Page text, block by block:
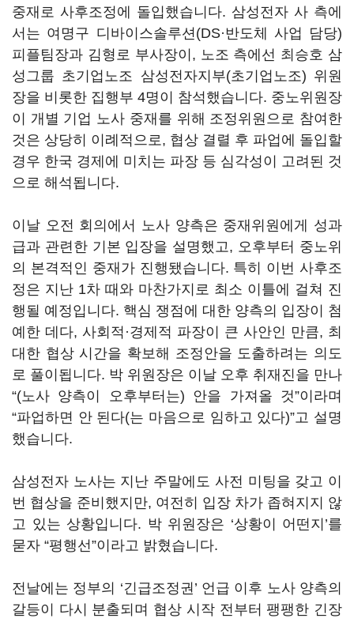
중재로 사후조정에 돌입했습니다. 삼성전자 사 측에
서는 여명구 디바이스솔루션(DS·반도체 사업 담당)
피플팀장과 김형로 부사장이 , 노조 측에선 최승호 삼
성그룹 초기업노조 삼성전자지부(초기업노조) 위원
장을 비롯한 집행부 4명이 참석했습니다. 중노위원장
이 개별 기업 노사 중재를 위해 조정위원으로 참여한
것은 상당히 이례적으로, 협상 결렬 후 파업에 돌입할
경우 한국 경제에 미치는 파장 등 심각성이 고려된 것
으로 해석됩니다.
이날 오전 회의에서 노사 양측은 중재위원에게 성과
급과 관련한 기본 입장을 설명했고, 오후부터 중노위
의 본격적인 중재가 진행됐습니다. 특히 이번 사후조
정은 지난 1차 때와 마찬가지로 최소 이틀에 걸쳐 진
행될 예정입니다. 핵심 쟁점에 대한 양측의 입장이 첨
예한 데다, 사회적·경제적 파장이 큰 사안인 만큼, 최
대한 협상 시간을 확보해 조정안을 도출하려는 의도
로 풀이됩니다. 박 위원장은 이날 오후 취재진을 만나
“(노사 양측이 오후부터는) 안을 가져올 것”이라며
“파업하면 안 된다(는 마음으로 임하고 있다)”고 설명
했습니다.
삼성전자 노사는 지난 주말에도 사전 미팅을 갖고 이
번 협상을 준비했지만, 여전히 입장 차가 좁혀지지 않
고 있는 상황입니다. 박 위원장은 ‘상황이 어떤지 ’를
묻자 “평행선”이라고 밝혔습니다.
전날에는 정부의 ‘긴급조정권 ’ 언급 이후 노사 양측의
갈등이 다시 분출되며 협상 시작 전부터 팽팽한 긴장